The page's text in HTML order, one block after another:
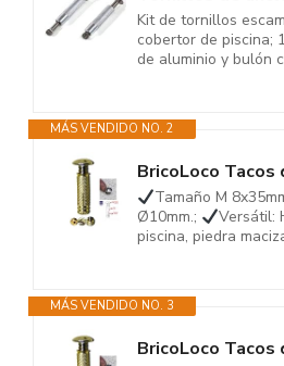
Kit de tornillos
cobertor de piscina;
de aluminio y bulón
MÁS VENDIDO NO. 2
Tamaño M
Ø10mm.;
Versátil:
piscina, piedra
MÁS VENDIDO NO. 3